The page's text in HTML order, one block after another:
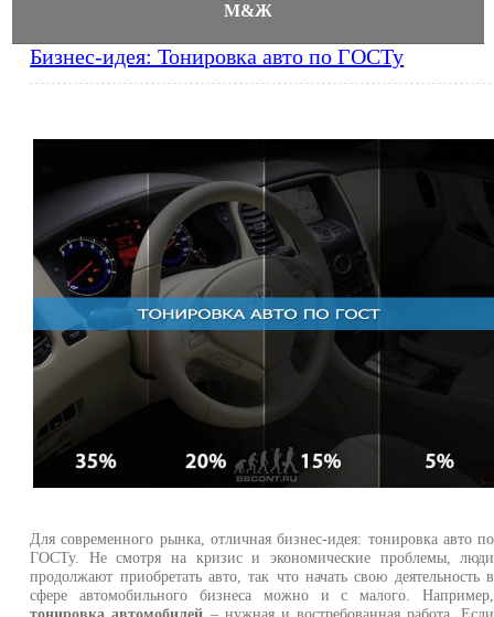
М&Ж
Бизнес-идея: Тонировка авто по ГОСТу
Для современного рынка, отличная бизнес-идея: тонировка авто по
ГОСТу. Не смотря на кризис и экономические проблемы, люди
продолжают приобретать авто, так что начать свою деятельность в
сфере автомобильного бизнеса можно и с малого. Например,